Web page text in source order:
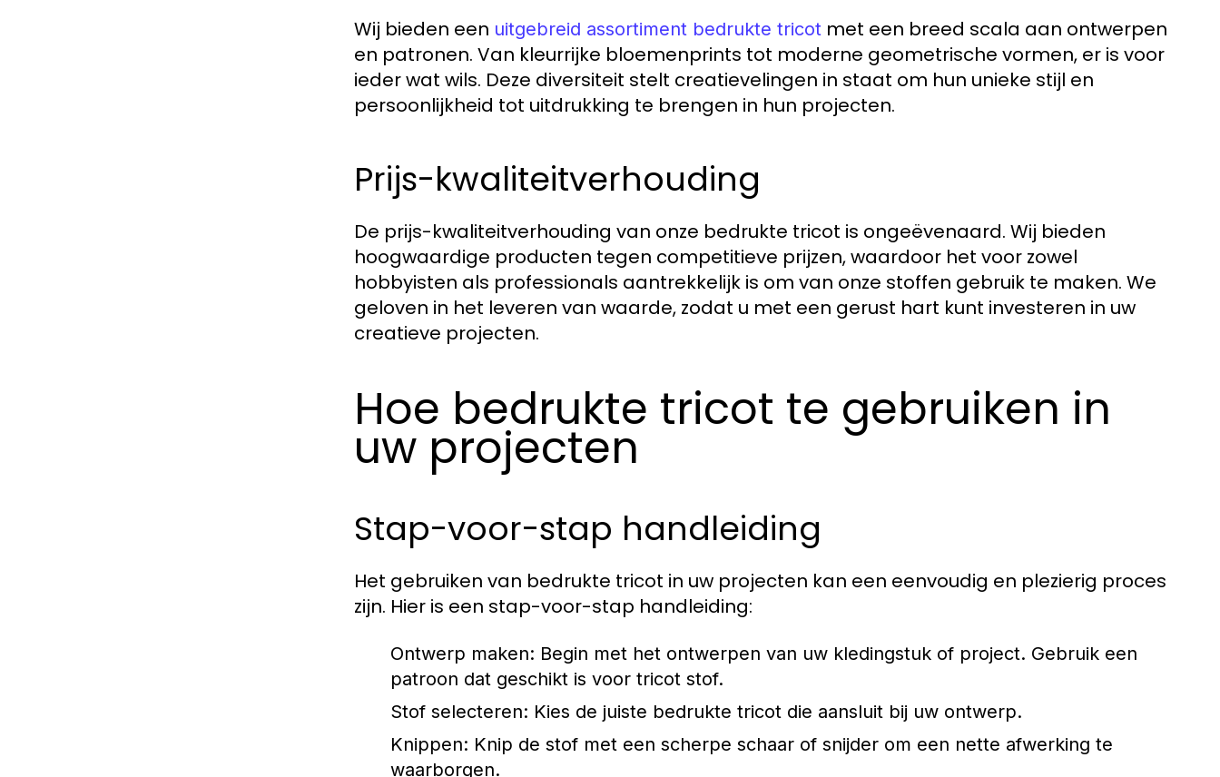
Wij bieden een uitgebreid assortiment bedrukte tricot met een breed scala aan ontwerpen
en patronen. Van kleurrijke bloemenprints tot moderne geometrische vormen, er is voor
ieder wat wils. Deze diversiteit stelt creatievelingen in staat om hun unieke stijl en
persoonlijkheid tot uitdrukking te brengen in hun projecten.
Prijs-kwaliteitverhouding
De prijs-kwaliteitverhouding van onze bedrukte tricot is ongeëvenaard. Wij bieden
hoogwaardige producten tegen competitieve prijzen, waardoor het voor zowel
hobbyisten als professionals aantrekkelijk is om van onze stoffen gebruik te maken. We
geloven in het leveren van waarde, zodat u met een gerust hart kunt investeren in uw
creatieve projecten.
Hoe bedrukte tricot te gebruiken in
uw projecten
Stap-voor-stap handleiding
Het gebruiken van bedrukte tricot in uw projecten kan een eenvoudig en plezierig proces
zijn. Hier is een stap-voor-stap handleiding:
Ontwerp maken: Begin met het ontwerpen van uw kledingstuk of project. Gebruik een
patroon dat geschikt is voor tricot stof.
Stof selecteren: Kies de juiste bedrukte tricot die aansluit bij uw ontwerp.
Knippen: Knip de stof met een scherpe schaar of snijder om een nette afwerking te
waarborgen.